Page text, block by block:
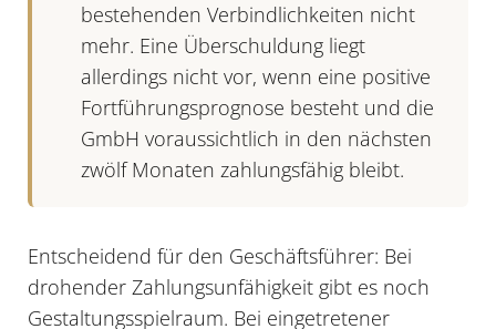
bestehenden Verbindlichkeiten nicht
mehr. Eine Überschuldung liegt
allerdings nicht vor, wenn eine positive
Fortführungsprognose besteht und die
GmbH voraussichtlich in den nächsten
zwölf Monaten zahlungsfähig bleibt.
Entscheidend für den Geschäftsführer: Bei
drohender Zahlungsunfähigkeit gibt es noch
Gestaltungsspielraum. Bei eingetretener